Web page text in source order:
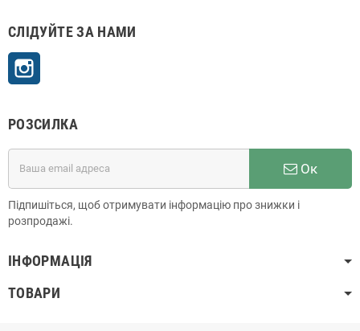
СЛІДУЙТЕ ЗА НАМИ
РОЗСИЛКА
Ок
Підпишіться, щоб отримувати інформацію про знижки і
розпродажі.
ІНФОРМАЦІЯ
ТОВАРИ